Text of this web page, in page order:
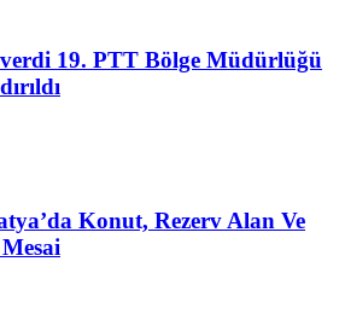
19. PTT Bölge Müdürlüğü
Konut, Rezerv Alan Ve